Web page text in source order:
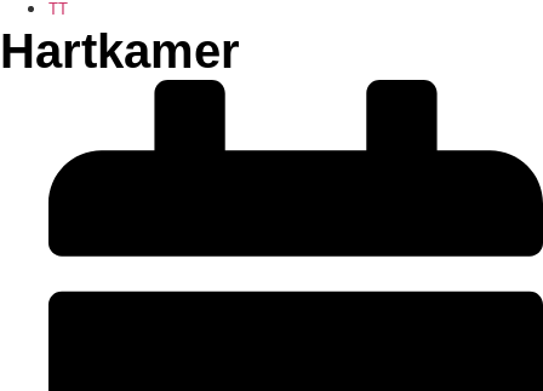
TT
Hartkamer